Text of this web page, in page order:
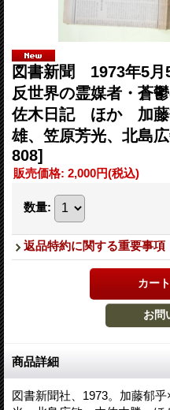
図書新聞 1973年5月
反世界の霊媒者・蒼
佐木日記 ほか 加藤
雄、笠原芳光、北島
808]
販売価格: 2,000円(税込)
数量:
返品特約に関する重要事項
商品詳細
図書新聞社、1973。加藤郁